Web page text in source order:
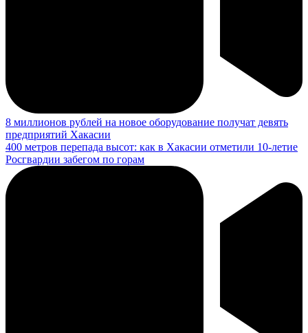
8 миллионов рублей на новое оборудование получат девять
предприятий Хакасии
400 метров перепада высот: как в Хакасии отметили 10-летие
Росгвардии забегом по горам